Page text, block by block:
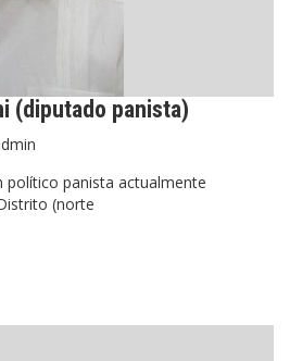
(diputado panista)
político panista actualmente
(norte